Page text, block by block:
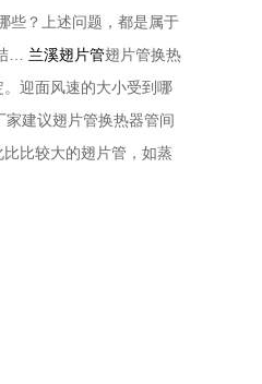
些？上述问题，都是属于
… 兰溪翅片管翅片管换热
迎面风速的大小受到哪
家建议翅片管换热器管间
比较大的翅片管，如蒸